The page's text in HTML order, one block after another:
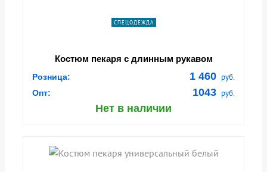
СПЕЦОДЕЖДА
Костюм пекаря с длинным рукавом
Розница: 1 460 руб.
Опт: 1043 руб.
Нет в наличии